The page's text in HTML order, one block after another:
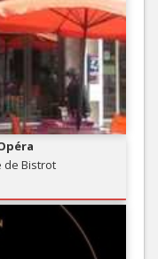
de Bistrot